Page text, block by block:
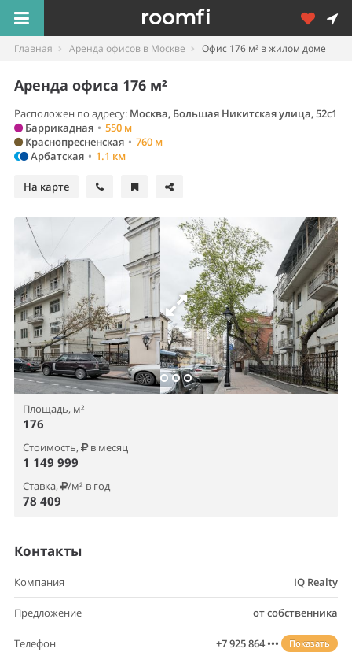
Главная Аренда офисов в Москве Офис 176 м² в жилом доме
Аренда офиса 176 м²
Расположен по адресу: Москва, Большая Никитская улица, 52с1
Баррикадная • 550 м
Краснопресненская • 760 м
Арбатская • 1.1 км
На карте
Площадь, м²
176
Стоимость, в месяц
1 149 999
Ставка, /м² в год
78 409
Контакты
Компания IQ Realty
Предложение от собственника
Телефон +7 925 864 ••• Показать